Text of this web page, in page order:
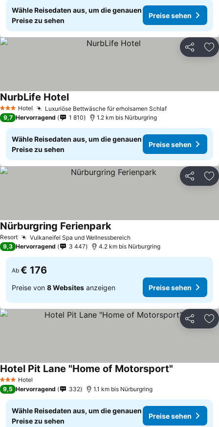
Wähle Reisedaten aus, um die genauen
Preise zu sehen
Preise sehen
Teilen
3 SterneHotel Luxuriöse Bettwäsche für erholsamen Schlaf
NurbLife Hotel
9,7 Hervorragend 1 810 1.2 km bis Nürburgring
Wähle Reisedaten aus, um die genauen
Preise zu sehen
Preise sehen
Teilen
Resort Vulkaneifel Spa und Wellnessbereich
Nürburgring Ferienpark
9,3 Hervorragend 3 447 4.2 km bis Nürburgring
Ab € 176
Preise von 8 Websites anzeigen Preise sehen
Teilen
3 SterneHotel
Hotel Pit Lane "Home of Motorsport"
9,5 Hervorragend 332 1.1 km bis Nürburgring
Wähle Reisedaten aus, um die genauen
Preise zu sehen
Preise sehen